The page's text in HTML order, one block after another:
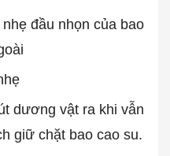
đầu nhọn của bao
dương vật ra khi vẫn
giữ chặt bao cao su.